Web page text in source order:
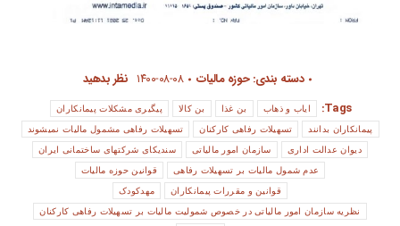
دسته بندی:حوزه مالیات ۱۴۰۰-۰۸-۰۸ نظر بدهید
Tags:
ایاب و ذهاب بن غذا بن کالا پیگیری مشکلات پیمانکاران
پیمانکاران بدانند تسهیلات رفاهی کارکنان تسهیلات رفاهی مشمول مالیات نمیشوند
دیوان عدالت اداری سازمان امور مالیاتی سندیکای شرکتهای ساختمانی ایران
عدم شمول مالیات بر تسهیلات رفاهی قوانین حوزه مالیات
قوانین و مقررات پیمانکاران مهدکودک
نظریه سازمان امور مالیاتی در خصوص شمولیت مالیات بر تسهیلات رفاهی کارکنان